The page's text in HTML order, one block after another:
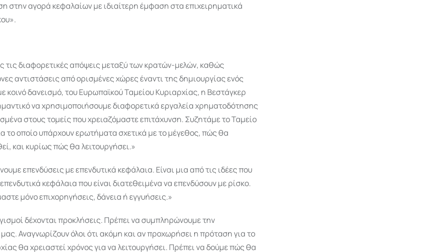
στην αγορά κεφαλαίων με ιδιαίτερη έμφαση στα επιχειρηματικά
τις διαφορετικές απόψεις μεταξύ των κρατών-μελών, καθώς
αντιστάσεις από ορισμένες χώρες έναντι της δημιουργίας ενός
κοινό δανεισμό, του Ευρωπαϊκού Ταμείου Κυριαρχίας, η Βεστάγκερ
να χρησιμοποιήσουμε διαφορετικά εργαλεία χρηματοδότησης
στους τομείς που χρειαζόμαστε επιτάχυνση. Συζητάμε το Ταμείο
το οποίο υπάρχουν ερωτήματα σχετικά με το μέγεθος, πώς θα
και κυρίως πώς θα λειτουργήσει.»
επενδύσεις με επενδυτικά κεφάλαια. Είναι μια από τις ιδέες που
κεφάλαια που είναι διατεθειμένα να επενδύσουν με ρίσκο.
μόνο επιχορηγήσεις, δάνεια ή εγγυήσεις.»
δέχονται προκλήσεις. Πρέπει να συμπληρώνουμε την
Αναγνωρίζουν όλοι ότι ακόμη και αν προχωρήσει η πρόταση για το
θα χρειαστεί χρόνος για να λειτουργήσει. Πρέπει να δούμε πώς θα